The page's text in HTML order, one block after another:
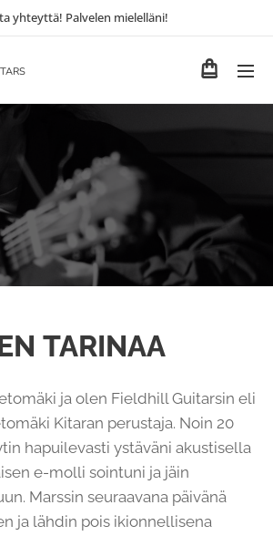
yhteyttä! Palvelen mielelläni!
TARINAA
ja olen Fieldhill Guitarsin eli
Kitaran perustaja. Noin 20
hapuilevasti ystäväni akustisella
e-molli sointuni ja jäin
Marssin seuraavana päivänä
ja lähdin pois ikionnellisena